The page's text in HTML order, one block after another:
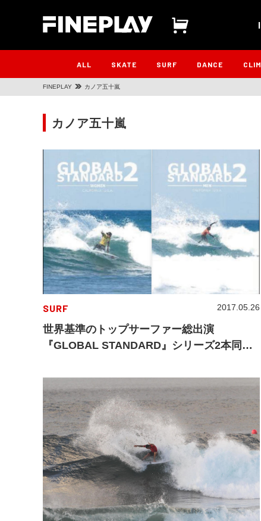
ALL SKATE SURF DANCE
FINEPLAY カノア五十嵐
カノア五十嵐
SURF
世界基準のトップサーファー総出演
『GLOBAL STANDARD』シリーズ2本同時
2017.05.26